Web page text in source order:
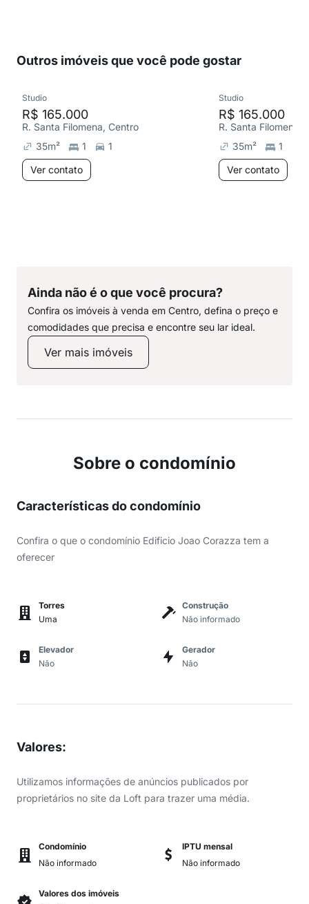
Outros imóveis que você pode gostar
Studio
R$ 165.000
R. Santa Filomena, Centro
35m² 1
1
Ver contato
Studio
R$ 165.000
R. Santa Filomena,
35m² 1
Ver contato
Ainda não é o que você procura?
Confira os imóveis à venda em Centro, defina o preço e
comodidades que precisa e encontre seu lar ideal.
Ver mais imóveis
Sobre o condomínio
Características do condomínio
Confira o que o condomínio Edificio Joao Corazza tem a
oferecer
Torres
Uma
Construção
Não informado
Elevador
Não
Gerador
Não
Valores:
Utilizamos informações de anúncios publicados por
proprietários no site da Loft para trazer uma média.
Condomínio
Não informado
IPTU mensal
Não informado
Valores dos imóveis